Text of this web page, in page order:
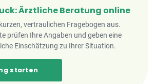
Ärztliche Beratung online
vertraulichen Fragebogen aus.
prüfen Ihre Angaben und geben eine
Einschätzung zu Ihrer Situation.
starten